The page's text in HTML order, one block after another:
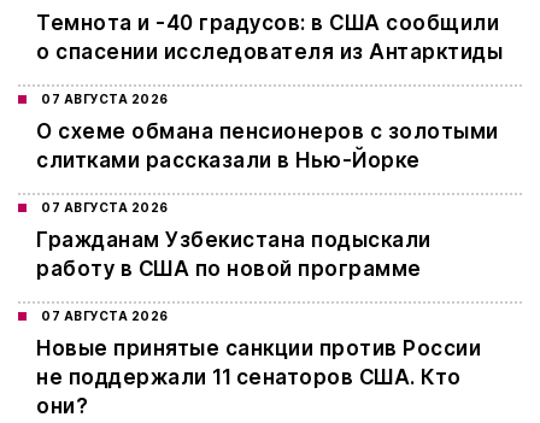
Темнота и -40 градусов: в США сообщили
о спасении исследователя из Антарктиды
07 АВГУСТА 2026
О схеме обмана пенсионеров с золотыми
слитками рассказали в Нью-Йорке
07 АВГУСТА 2026
Гражданам Узбекистана подыскали
работу в США по новой программе
07 АВГУСТА 2026
Новые принятые санкции против России
не поддержали 11 сенаторов США. Кто
они?